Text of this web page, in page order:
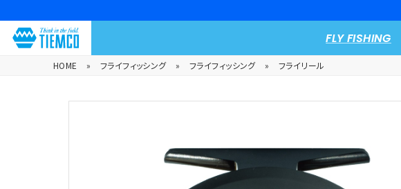
FLY FISHING
HOME » フライフィッシング » フライフィッシング » フライリール